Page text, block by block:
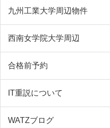
九州工業大学周辺物件
西南女学院大学周辺
合格前予約
IT重説について
WATZブログ